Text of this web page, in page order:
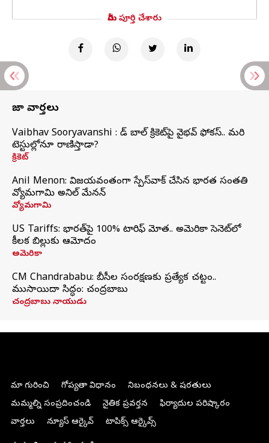
మీరు పూర్తి చేశారు
తాజా వార్తలు
Vaibhav Sooryavanshi : రెడ్ బాల్ క్రికెట్‌పై వైభవ్ ఫోకస్.. మరి
టెస్టుల్లోనూ రాణిస్తాడా?
క్రికెట్
Anil Menon: విజయవంతంగా స్పేస్‌వాక్‌ చేసిన భారత సంతతి
వ్యోమగామి అనిల్‌ మేనన్
వ్యోమగామి
US Tariffs: భారత్‌పై 100% టారిఫ్‌ మోత.. అమెరికా సెనెట్‌లో
కీలక బిల్లుకు ఆమోదం
అమెరికా
CM Chandrababu: బీసీల సంరక్షణకు ప్రత్యేక చట్టం..
ముసాయిదా సిద్ధం: చంద్రబాబు
చంద్రబాబు నాయుడు
మా గురించి గోప్యతా విధానం
నిబంధనలు & షరతులు
మమ్మల్ని సంప్రదించండి
నైతిక ప్రవర్తన
ఫిర్యాదుల పరిష్కారం
వార్తలు
న్యూస్ ఆర్కైవ్ టాపిక్స్ ఆర్కైవ్స్